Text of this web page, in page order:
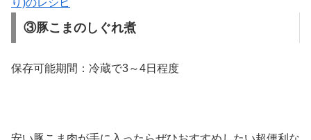
り)のレシピ
③豚こまのしぐれ煮
保存可能期間：冷蔵で3～4日程度